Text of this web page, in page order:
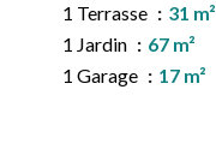
1 Terrasse
31 m²
1 Jardin
67 m²
1 Garage
17 m²